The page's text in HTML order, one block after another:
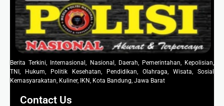
Berita Terkini, Internasional, Nasional, Daerah, Pemerintahan, Kepolisian,
TNI, Hukum, Politik Kesehatan, Pendidikan, Olahraga, Wisata, Sosial
Kemasyarakatan, Kuliner, IKN, Kota Bandung, Jawa Barat
Contact Us